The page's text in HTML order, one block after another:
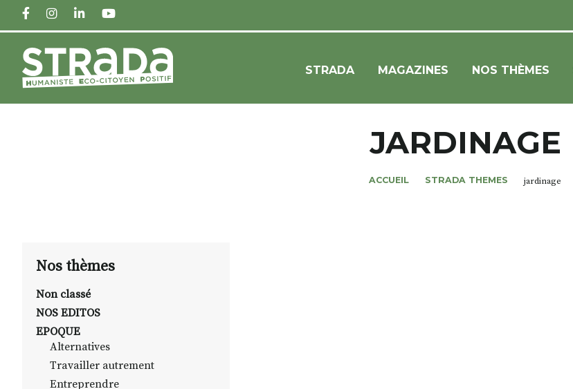
FACEBOOKINSTAGRAM
LINKEDINYOUTUBE
STRADA MAGAZINES NOS THÈMES
JARDINAGE
ACCUEIL STRADA THEMES jardinage
Nos thèmes
Non classé
NOS EDITOS
EPOQUE
Alternatives
Travailler autrement
Entreprendre